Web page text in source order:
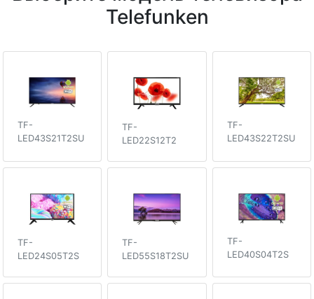
Telefunken
TF-
LED43S21T2SU
TF-
LED22S12T2
TF-
LED43S22T2SU
TF-
LED24S05T2S
TF-
LED55S18T2SU
TF-
LED40S04T2S